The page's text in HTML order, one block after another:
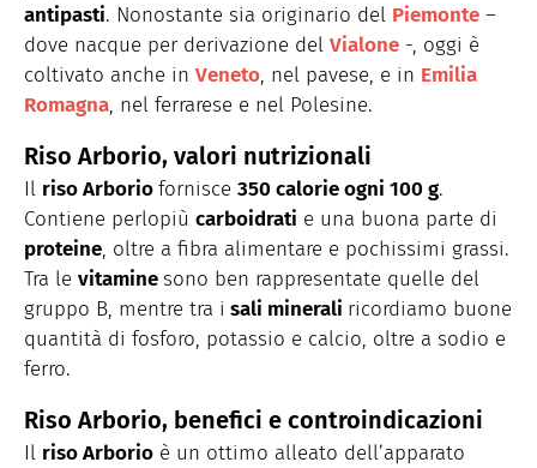
antipasti. Nonostante sia originario del Piemonte –
dove nacque per derivazione del Vialone -, oggi è
coltivato anche in Veneto, nel pavese, e in Emilia
Romagna, nel ferrarese e nel Polesine.
Riso Arborio, valori nutrizionali
Il riso Arboriofornisce 350 calorie ogni 100 g.
Contiene perlopiù carboidrati e una buona parte di
proteine, oltre a fibra alimentare e pochissimi grassi.
Tra le vitaminesono ben rappresentate quelle del
gruppo B, mentre tra i sali minerali ricordiamo buone
quantità di fosforo, potassio e calcio, oltre a sodio e
ferro.
Riso Arborio, benefici e controindicazioni
Il riso Arborio è un ottimo alleato dell’apparato